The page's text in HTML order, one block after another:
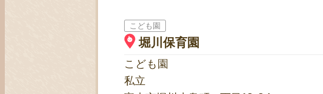
こども園
堀川保育園
こども園
私立